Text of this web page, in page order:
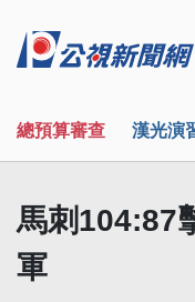
總預算審查 漢光演
馬刺104:87
軍